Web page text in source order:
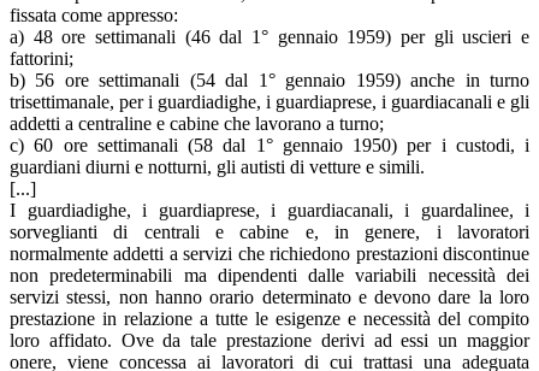
fissata come appresso:
а) 48 ore settimanali (46 dal 1° gennaio 1959) per gli uscieri e
fattorini;
b) 56 ore settimanali (54 dal 1° gennaio 1959) anche in turno
trisettimanale, per i guardiadighe, i guardiaprese, i guardiacanali e gli
addetti a centraline e cabine che lavorano a turno;
c) 60 ore settimanali (58 dal 1° gennaio 1950) per i custodi, i
guardiani diurni e notturni, gli autisti di vetture e simili.
[...]
I guardiadighe, i guardiaprese, i guardiacanali, i guardalinee, i
sorveglianti di centrali e cabine e, in genere, i lavoratori
normalmente addetti a servizi che richiedono prestazioni discontinue
non predeterminabili ma dipendenti dalle variabili necessità dei
servizi stessi, non hanno orario determinato e devono dare la loro
prestazione in relazione a tutte le esigenze e necessità del compito
loro affidato. Ove da tale prestazione derivi ad essi un maggior
onere, viene concessa ai lavoratori di cui trattasi una adeguata